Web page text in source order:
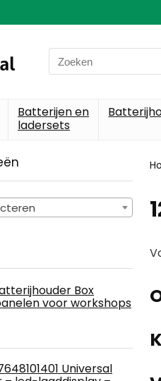
Search
for:
Batterijen en
ladersets
Box
voor workshops
Universal